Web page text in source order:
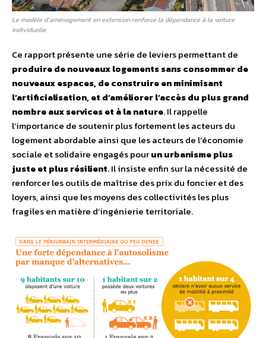
Le modèle d’aménagement en extension renforce la dépendance à la voiture
individuelle
Ce rapport présente une série de leviers permettant de
produire de nouveaux logements sans consommer de
nouveaux espaces, de construire en minimisant
l’artificialisation, et d’améliorer l’accès du plus grand
nombre aux services et à la nature. Il rappelle
l’importance de soutenir plus fortement les acteurs du
logement abordable ainsi que les acteurs de l’économie
sociale et solidaire engagés pourun urbanisme plus
juste et plus résilient. Il insiste enfin sur la nécessité de
renforcer les outils de maîtrise des prix du foncier et des
loyers, ainsi que les moyens des collectivités les plus
fragiles en matière d’ingénierie territoriale.